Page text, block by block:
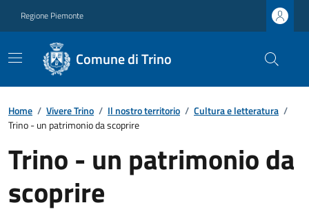
Regione Piemonte
Comune di Trino
Home / Vivere Trino / Il nostro territorio / Cultura e letteratura /
Trino - un patrimonio da scoprire
Trino - un patrimonio da
scoprire